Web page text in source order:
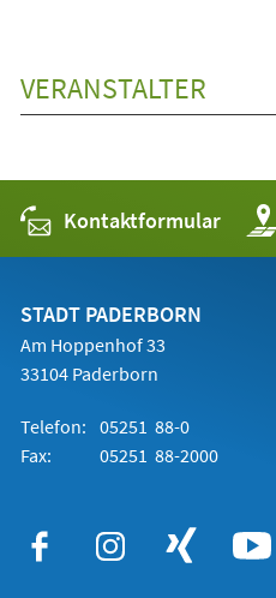
VERANSTALTER
Kontaktformular
in
STADT PADERBORN
Am Hoppenhof 33
33104 Paderborn
Telefon: 05251 88-0
Fax:
05251 88-2000